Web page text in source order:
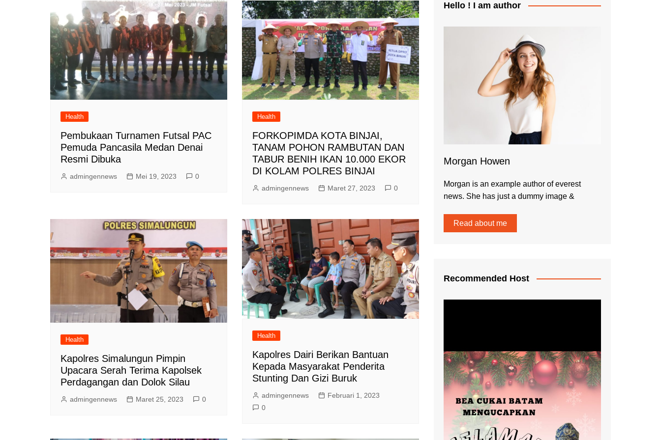
Health
Pembukaan Turnamen Futsal PAC
Pemuda Pancasila Medan Denai
Resmi Dibuka
admingennews Mei 19, 2023 0
Health
FORKOPIMDA KOTA BINJAI,
TANAM POHON RAMBUTAN DAN
TABUR BENIH IKAN 10.000 EKOR
DI KOLAM POLRES BINJAI
admingennews Maret 27, 2023 0
Health
Kapolres Simalungun Pimpin
Upacara Serah Terima Kapolsek
Perdagangan dan Dolok Silau
admingennews Maret 25, 2023 0
Health
Kapolres Dairi Berikan Bantuan
Kepada Masyarakat Penderita
Stunting Dan Gizi Buruk
admingennews
Februari 1, 2023
0
Hello ! I am author
Morgan Howen
Morgan is an example author of everest
news. She has just a dummy image &
Read about me
Recommended Host